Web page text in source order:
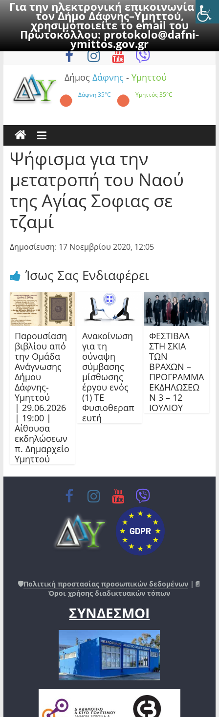
Για την ηλεκτρονική επικοινωνία με
τον Δήμο Δάφνης–Υμηττού,
χρησιμοποιείτε το email του
Πρωτοκόλλου:protokolo@dafni-
ymittos.gov.gr
to
Σάββατο, 8 Αυγούστου 2026
Δήμος Δάφνης - Υμηττού
Δάφνη35°C Υμηττός35°C
Ψήφισμα για την
μετατροπή του Ναού
της Αγίας Σοφιας σε
τζαμί
Δημοσίευση: 17 Νοεμβρίου 2020, 12:05
Ίσως Σας Ενδιαφέρει
Παρουσίαση
βιβλίου από
την Ομάδα
Ανάγνωσης
Δήμου
Δάφνης-
Υμηττού
| 29.06.2026
| 19:00 |
Αίθουσα
εκδηλώσεων
π. Δημαρχείο
Υμηττού
Ανακοίνωση
για τη
σύναψη
σύμβασης
μίσθωσης
έργου ενός
(1) ΤΕ
Φυσιοθεραπ
ευτή
ΦΕΣΤΙΒΑΛ
ΣΤΗ ΣΚΙΑ
ΤΩΝ
ΒΡΑΧΩΝ –
ΠΡΟΓΡΑΜΜΑ
ΕΚΔΗΛΩΣΕΩ
Ν 3 – 12
ΙΟΥΛΙΟΥ
🛡️Πολιτική προστασίας προσωπικών δεδομένων |📄
Όροι χρήσης διαδικτυακών τόπων
ΣΥΝΔΕΣΜΟΙ